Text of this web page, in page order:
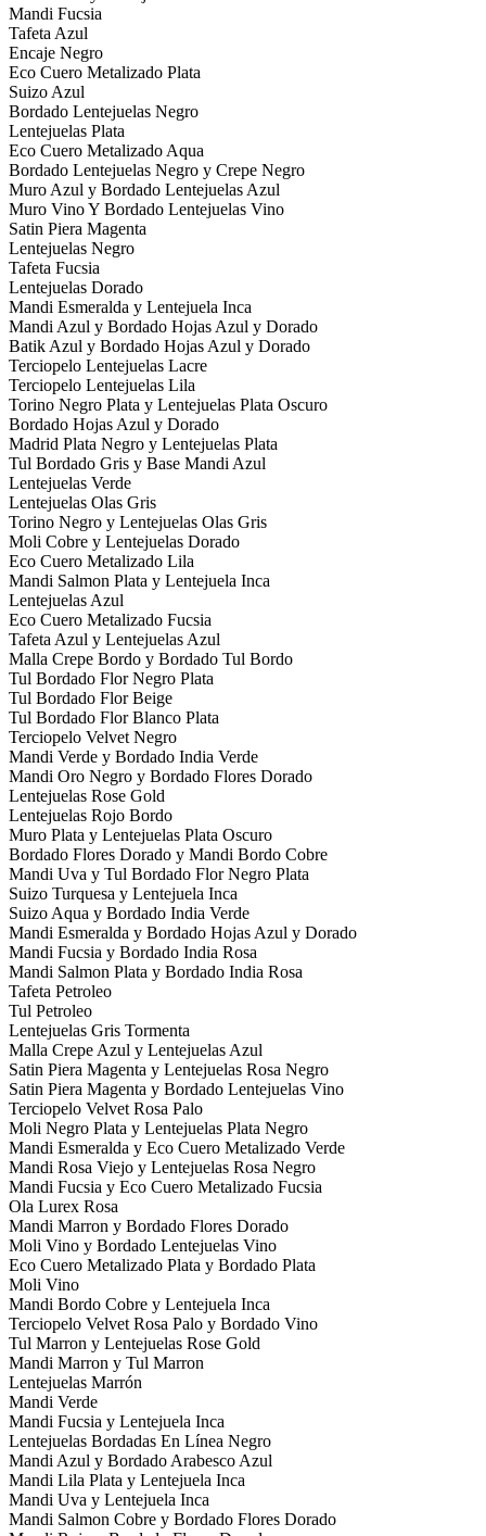
Mandi Fucsia
Tafeta Azul
Encaje Negro
Eco Cuero Metalizado Plata
Suizo Azul
Bordado Lentejuelas Negro
Lentejuelas Plata
Eco Cuero Metalizado Aqua
Bordado Lentejuelas Negro y Crepe Negro
Muro Azul y Bordado Lentejuelas Azul
Muro Vino Y Bordado Lentejuelas Vino
Satin Piera Magenta
Lentejuelas Negro
Tafeta Fucsia
Lentejuelas Dorado
Mandi Esmeralda y Lentejuela Inca
Mandi Azul y Bordado Hojas Azul y Dorado
Batik Azul y Bordado Hojas Azul y Dorado
Terciopelo Lentejuelas Lacre
Terciopelo Lentejuelas Lila
Torino Negro Plata y Lentejuelas Plata Oscuro
Bordado Hojas Azul y Dorado
Madrid Plata Negro y Lentejuelas Plata
Tul Bordado Gris y Base Mandi Azul
Lentejuelas Verde
Lentejuelas Olas Gris
Torino Negro y Lentejuelas Olas Gris
Moli Cobre y Lentejuelas Dorado
Eco Cuero Metalizado Lila
Mandi Salmon Plata y Lentejuela Inca
Lentejuelas Azul
Eco Cuero Metalizado Fucsia
Tafeta Azul y Lentejuelas Azul
Malla Crepe Bordo y Bordado Tul Bordo
Tul Bordado Flor Negro Plata
Tul Bordado Flor Beige
Tul Bordado Flor Blanco Plata
Terciopelo Velvet Negro
Mandi Verde y Bordado India Verde
Mandi Oro Negro y Bordado Flores Dorado
Lentejuelas Rose Gold
Lentejuelas Rojo Bordo
Muro Plata y Lentejuelas Plata Oscuro
Bordado Flores Dorado y Mandi Bordo Cobre
Mandi Uva y Tul Bordado Flor Negro Plata
Suizo Turquesa y Lentejuela Inca
Suizo Aqua y Bordado India Verde
Mandi Esmeralda y Bordado Hojas Azul y Dorado
Mandi Fucsia y Bordado India Rosa
Mandi Salmon Plata y Bordado India Rosa
Tafeta Petroleo
Tul Petroleo
Lentejuelas Gris Tormenta
Malla Crepe Azul y Lentejuelas Azul
Satin Piera Magenta y Lentejuelas Rosa Negro
Satin Piera Magenta y Bordado Lentejuelas Vino
Terciopelo Velvet Rosa Palo
Moli Negro Plata y Lentejuelas Plata Negro
Mandi Esmeralda y Eco Cuero Metalizado Verde
Mandi Rosa Viejo y Lentejuelas Rosa Negro
Mandi Fucsia y Eco Cuero Metalizado Fucsia
Ola Lurex Rosa
Mandi Marron y Bordado Flores Dorado
Moli Vino y Bordado Lentejuelas Vino
Eco Cuero Metalizado Plata y Bordado Plata
Moli Vino
Mandi Bordo Cobre y Lentejuela Inca
Terciopelo Velvet Rosa Palo y Bordado Vino
Tul Marron y Lentejuelas Rose Gold
Mandi Marron y Tul Marron
Lentejuelas Marrón
Mandi Verde
Mandi Fucsia y Lentejuela Inca
Lentejuelas Bordadas En Línea Negro
Mandi Azul y Bordado Arabesco Azul
Mandi Lila Plata y Lentejuela Inca
Mandi Uva y Lentejuela Inca
Mandi Salmon Cobre y Bordado Flores Dorado